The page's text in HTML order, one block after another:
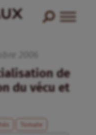
de
du vécu et
Tomate